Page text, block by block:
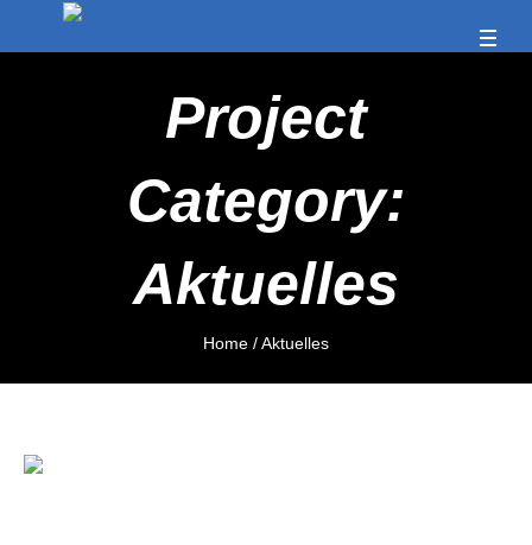
Project
Category:
Aktuelles
Home /Aktuelles